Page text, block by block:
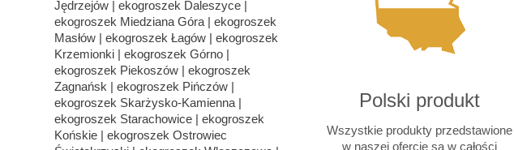
Polski produkt
Wszystkie produkty przedstawione
w naszej ofercie są w całości